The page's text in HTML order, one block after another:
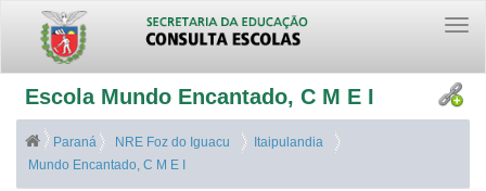
Escola Mundo Encantado, C M E I
Paraná NRE Foz do Iguacu
Itaipulandia
Mundo Encantado, C M E I